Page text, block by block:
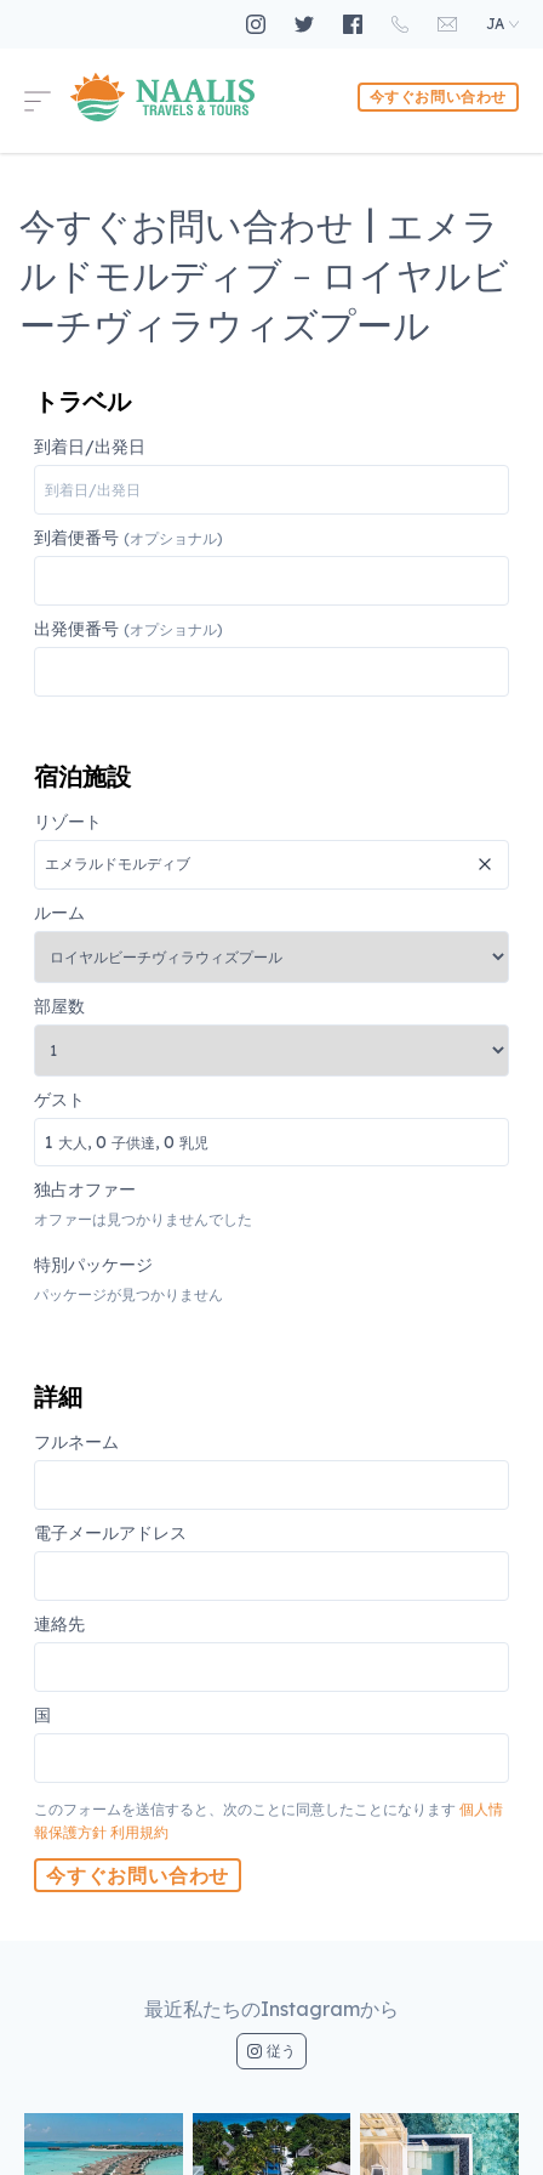
JA
今すぐお問い合わせ
今すぐお問い合わせ | エメラ
ルドモルディブ - ロイヤルビ
ーチヴィラウィズプール
トラベル
到着日/出発日
到着便番号 (オプショナル)
出発便番号 (オプショナル)
宿泊施設
リゾート
ルーム
部屋数
ゲスト
1 大人, 0 子供達, 0 乳児
独占オファー
オファーは見つかりませんでした
特別パッケージ
パッケージが見つかりません
詳細
フルネーム
電子メールアドレス
連絡先
国
このフォームを送信すると、次のことに同意したことになります 個人情
報保護方針 利用規約
今すぐお問い合わせ
最近私たちのInstagramから
従う